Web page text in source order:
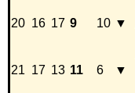
20 16 17 9 10 ▼
21 17 13 11 6 ▼